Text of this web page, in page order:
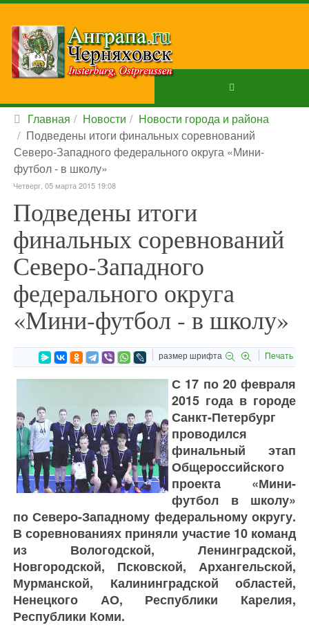
Главная Новости
Новости города и района
Подведены итоги финальных соревнований
Северо-Западного федерального округа «Мини-
футбол - в школу»
Четверг, 05 марта 2015 19:08
Подведены итоги
финальных соревнований
Северо-Западного
федерального округа
«Мини-футбол - в школу»
размер шрифта Печать
С 17 по 20 февраля
2015 года в городе
Санкт-Петербург
проводился
финальный этап
Общероссийского
проекта «Мини-
футбол в школу»
по Северо-Западному федеральному округу.
В соревнованиях приняли участие 10 команд
из Вологодской, Ленинградской,
Новгородской, Псковской, Архангельской,
Мурманской, Калининградской областей,
Ненецкого АО, Республики Карелия,
Республики Коми.